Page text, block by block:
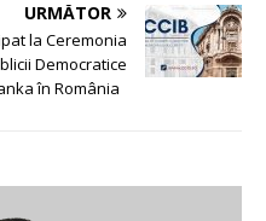
URMĂTOR
la Ceremonia
Democratice
în România